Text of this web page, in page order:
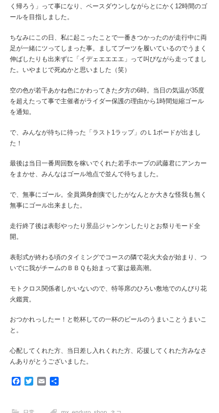
く帰ろう」って事になり、ペースダウンしながらとにかく12時間のゴ
ールを目指しました。
ちなみにこの日、私に起こったことで一番きつかったのが走行中に両
足が一緒にツってしまった事。ましてブーツを履いているのでうまく
伸ばしたりも出来ずに「イデェエエエエ」って叫びながら走ってまし
た。いやまじで死ぬかと思いました（笑）
空の色が若干あかね色にかわってきた夕方の6時。当日の気温が35度
を超えたって事で主催者がライダー保護の理由から1時間短縮ゴール
を通知。
で、みんなが待ちに待った「ラスト1ラップ」のＬ1ボードが出まし
た！
最後は当日一番周回数を稼いでくれた若手ホープの武藤君にアンカー
をまかせ、みんなはゴール地点で並んで待ちました。
で、無事にゴール。全員満身創痍でしたがなんとか大きな怪我も無く
無事にゴール出来ました。
走行終了後は表彰やったり景品ジャンケンしたりとお祭りモード全
開。
表彰式が終わる頃のタイミングでコースの隣で花火大会が始まり、つ
いでに我がチームのＢＢＱも始まって宴は最高潮。
モトクロス関係者しかいないので、特等席のひろい敷地でのんびり花
火鑑賞。
おつかれっしたー！と乾杯しての一杯のビールのうまいことうまいこ
と。
心配してくれた方、当日差し入れくれた方、応援してくれた方みなさ
んありがとうございました。